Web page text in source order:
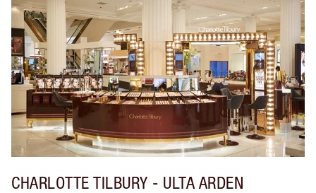
CHARLOTTE TILBURY - ULTA ARDEN